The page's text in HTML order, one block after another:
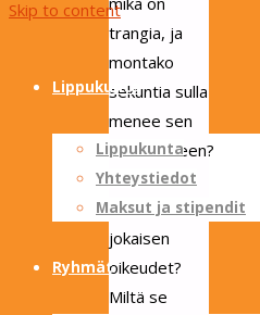
Skip to content
Lippukunta
Lippukunta
Yhteystiedot
Maksut ja stipendit
Ryhmät
trangia, ja
montako
sekuntia sulla
menee sen
kokoamiseen?
Tai miten
menikään
jokaisen
oikeudet?
Miltä se